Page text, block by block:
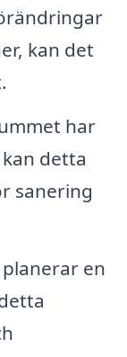
kan det
har
detta
sanering
en